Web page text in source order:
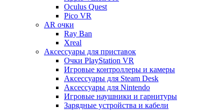
Oculus Quest
Pico VR
AR очки
Ray Ban
Xreal
Аксессуары для приставок
Очки PlayStation VR
Игровые контроллеры и камеры
Аксессуары для Steam Desk
Аксессуары для Nintendo
Игровые наушники и гарнитуры
Зарядные устройства и кабели